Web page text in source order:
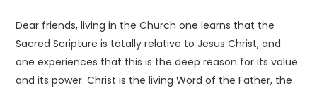
Dear friends, living in the Church one learns that the
Sacred Scripture is totally relative to Jesus Christ, and
one experiences that this is the deep reason for its value
and its power. Christ is the living Word of the Father, the